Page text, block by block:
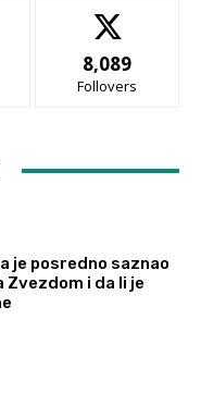
8,089
Follovers
je posredno saznao
Zvezdom i da li je